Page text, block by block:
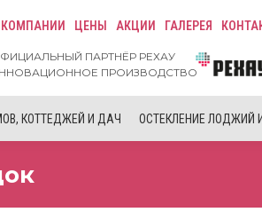
КОМПАНИИ ЦЕНЫ АКЦИИ ГАЛЕРЕЯ
ПАРТНЁР РЕХАУ
ПРОИЗВОДСТВО
КОТТЕДЖЕЙ И ДАЧ ОСТЕКЛЕНИЕ ЛОДЖИЙ